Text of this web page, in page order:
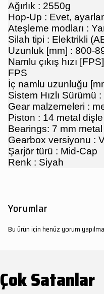
Ağırlık : 2550g
Hop-Up : Evet,
Ateşleme modları :
Silah tipi : Elektrikli
Uzunluk [mm] : 800-
Namlu çıkış hızı
FPS
İç namlu uzunluğu
Sistem Hızlı Sürümü
Gear malzemeleri :
Piston : 14 metal
Bearings: 7 mm
Gearbox versiyonu :
Şarjör türü : Mid-Cap
Renk : Siyah
Yorumlar
Bu ürün için henüz yorum
Çok Satanlar